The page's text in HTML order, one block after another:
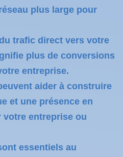
plus large pour
trafic direct vers votre
plus de conversions
entreprise.
aider à construire
et une présence en
votre entreprise ou
essentiels au